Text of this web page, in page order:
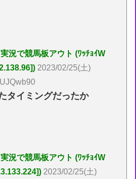
況で競馬板アウト (ﾜｯﾁｮｲW
2023/02/25(土)
タイミングだったか
況で競馬板アウト (ﾜｯﾁｮｲW
2023/02/25(土)